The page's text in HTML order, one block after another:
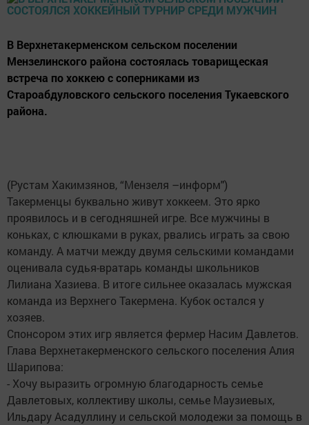
В Верхнетакерменском сельском поселении
Мензелинского района состоялась товарищеская
встреча по хоккею с соперниками из
Староабдуловского сельского поселения Тукаевского
района.
(Рустам Хакимзянов, “Мензеля –информ")
Такерменцы буквально живут хоккеем. Это ярко
проявилось и в сегодняшней игре. Все мужчины в
коньках, с клюшками в руках, рвались играть за свою
команду. А матчи между двумя сельскими командами
оценивала судья-вратарь команды школьников
Лилиана Хазиева. В итоге сильнее оказалась мужская
команда из Верхнего Такермена. Кубок остался у
хозяев.
Спонсором этих игр является фермер Насим Давлетов.
Глава Верхнетакерменского сельского поселения Алия
Шарипова:
- Хочу выразить огромную благодарность семье
Давлетовых, коллективу школы, семье Маузиевых,
Ильдару Асадуллину и сельской молодежи за помощь в